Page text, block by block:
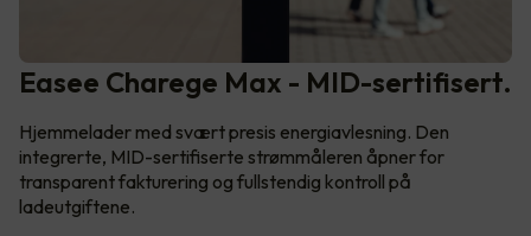
Easee Charege Max - MID-sertifisert.
Hjemmelader med svært presis energiavlesning. Den
integrerte, MID-sertifiserte strømmåleren åpner for
transparent fakturering og fullstendig kontroll på
ladeutgiftene.